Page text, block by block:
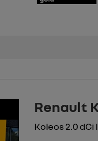
Renault
Koleos 2.0 dCi